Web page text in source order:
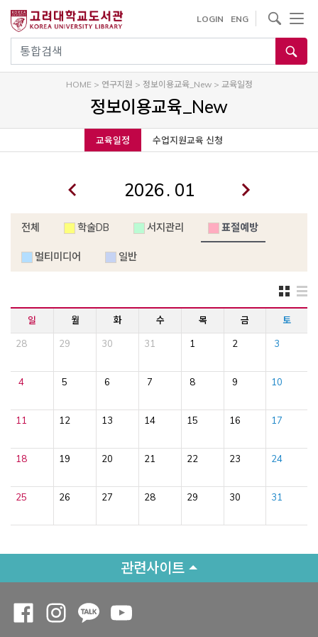
건
기
통합검색
LOGIN ENG
사이트내 검색
HOME> 연구지원 > 정보이용교육_New> 교육일정
정보이용교육_New
교육일정 수업지원교육 신청
.
전체 학술DB 서지관리 표절예방
멀티미디어 일반
일 월 화 수 목 금 토
28 29 30 31 1 2 3
4 5 6 7 8 9 10
11 12 13 14 15 16 17
18 19 20 21 22 23 24
25 26 27 28 29 30 31
관련사이트
Opens a new window
Opens a new window
Opens a new window